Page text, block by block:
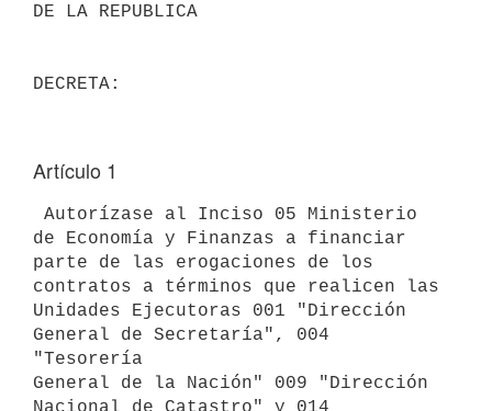
DE LA REPUBLICA
Artículo 1
de Economía y Finanzas a financiar
parte de las erogaciones de los
contratos a términos que realicen las
Unidades Ejecutoras 001 "Dirección
General de Secretaría", 004
"Tesorería
General de la Nación" 009 "Dirección